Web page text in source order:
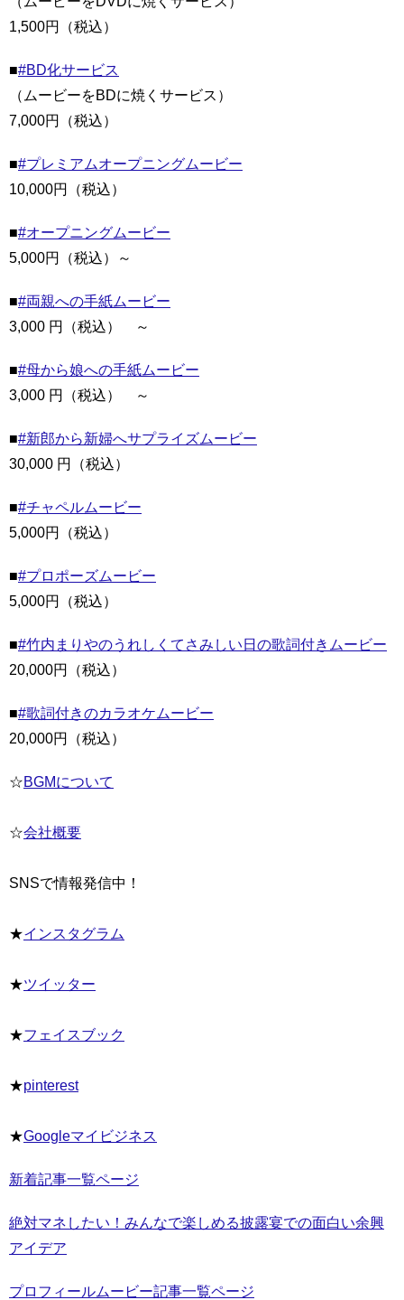
1,500円（税込）
■#BD化サービス
（ムービーをBDに焼くサービス）
7,000円（税込）
■#プレミアムオープニングムービー
10,000円（税込）
■#オープニングムービー
5,000円（税込）～
■#両親への手紙ムービー
3,000 円（税込） ～
■#母から娘への手紙ムービー
3,000 円（税込） ～
■#新郎から新婦へサプライズムービー
30,000 円（税込）
■#チャペルムービー
5,000円（税込）
■#プロポーズムービー
5,000円（税込）
■#竹内まりやのうれしくてさみしい日の歌詞付きムービー
20,000円（税込）
■#歌詞付きのカラオケムービー
20,000円（税込）
☆BGMについて
☆会社概要
SNSで情報発信中！
★インスタグラム
★ツイッター
★フェイスブック
★pinterest
★Googleマイビジネス
新着記事一覧ページ
絶対マネしたい！みんなで楽しめる披露宴での面白い余興
アイデア
プロフィールムービー記事一覧ページ